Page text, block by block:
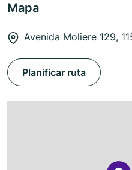
Mapa
Avenida Moliere 129,
Planificar ruta